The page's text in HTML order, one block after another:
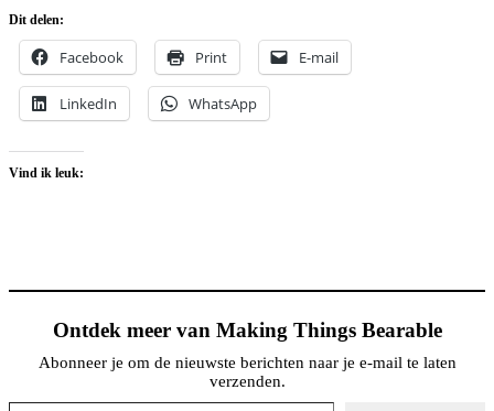
Dit delen:
Facebook Print E-mail
LinkedIn WhatsApp
Vind ik leuk:
Ontdek meer van Making Things Bearable
Abonneer je om de nieuwste berichten naar je e-mail te laten
verzenden.
Typ je e-mail...